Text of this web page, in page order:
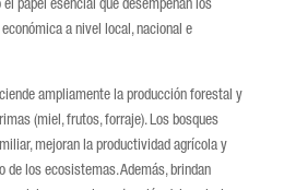
el papel esencial que desempeñan los
a nivel local, nacional e
ampliamente la producción forestal y
(miel, frutos, forraje). Los bosques
mejoran la productividad agrícola y
de los ecosistemas. Además, brindan